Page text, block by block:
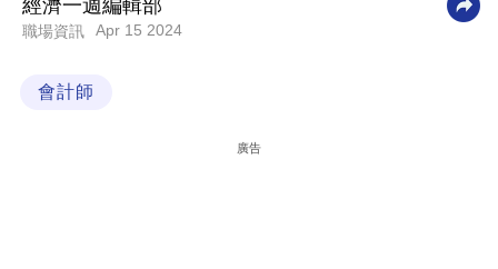
技
經濟一週編輯部
職場資訊 Apr 15 2024
會計師
廣告